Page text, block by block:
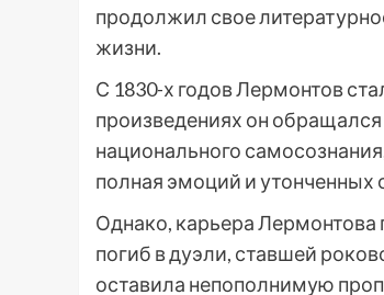
продолжил свое
жизни.
С 1830-х годов Лермонтов
произведениях он
национального
полная эмоций и утонченных
Однако, карьера Лермонтова
погиб в дуэли, ставшей
оставила непополнимую